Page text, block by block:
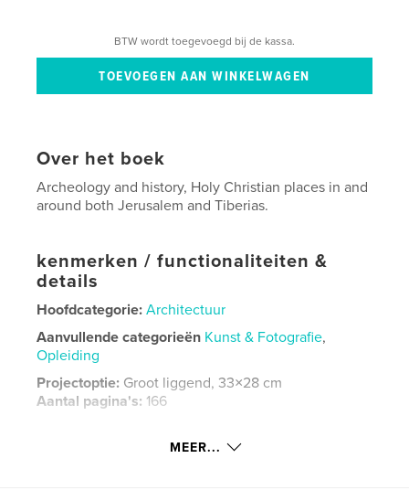
BTW wordt toegevoegd bij de kassa.
Over het boek
Archeology and history, Holy Christian places in and
around both Jerusalem and Tiberias.
kenmerken / functionaliteiten &
details
Hoofdcategorie: Architectuur
Aanvullende categorieën Kunst & Fotografie,
Opleiding
Projectoptie: Groot liggend, 33×28 cm
Aantal pagina's: 166
MEER...